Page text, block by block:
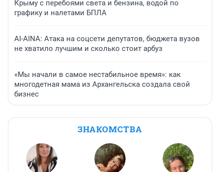
Крыму с перебоями света и бензина, водой по
графику и налетами БПЛА
AI-AINA: Атака на соцсети депутатов, бюджета вузов
не хватило лучшим и сколько стоит арбуз
«Мы начали в самое нестабильное время»: как
многодетная мама из Архангельска создала свой
бизнес
ЗНАКОМСТВА